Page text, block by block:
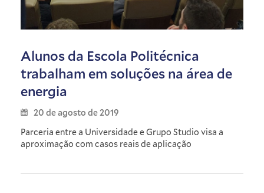
Alunos da Escola Politécnica
trabalham em soluções na área de
energia
20 de agosto de 2019
Parceria entre a Universidade e Grupo Studio visa a
aproximação com casos reais de aplicação